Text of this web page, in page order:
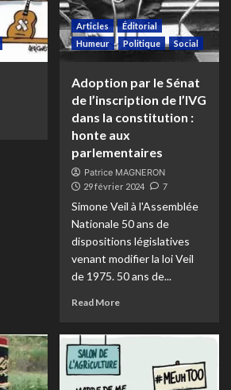
Articles
Éditorial
Humeur
Politique Social
Adoption par le Sénat
de l’inscription de l’IVG
dans la constitution :
honte aux
parlementaires
Patrice MAGNERON
29 février 2024 7
Simone Veil à l'Assemblée
Nationale 50 ans de
dispositions législatives
venant modifier la loi Veil
de 1975. 50 ans de...
Read More